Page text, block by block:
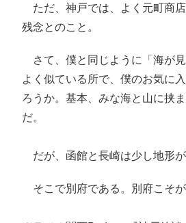
ただ、神戸では、よく元町商
残念とのこと。
さて、僕と同じように「海が見
よく似ている所で、僕のお気に
ろうか。基本、みな海と山に挟
だ。
だが、函館と長崎は少し地形
そこで別府である。別府こそ